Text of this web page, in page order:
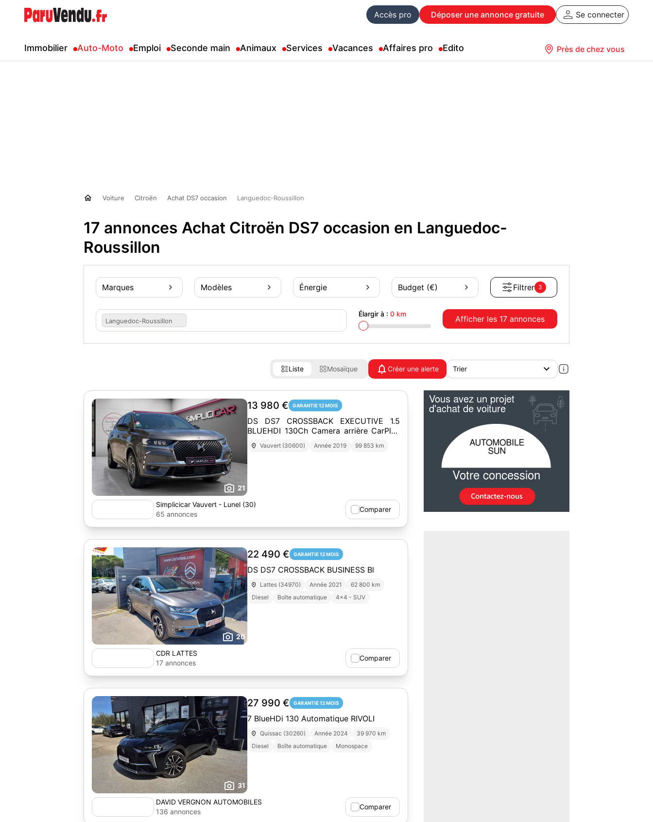
Accès pro Déposer une annonce gratuite Se connecter
Immobilier Auto-Moto Emploi Seconde main Animaux Services Vacances Affaires pro Edito Près de chez vous
Voiture Citroën Achat DS7 occasion Languedoc-Roussillon
17 annonces Achat Citroën DS7 occasion en Languedoc-
Roussillon
Marques Modèles Énergie Budget (€) Filtrer 3
Languedoc-Roussillon
Élargir à :0 km
Afficher les 17 annonces
Liste Mosaïque Créer une alerte
21
13 980 € GARANTIE 12 MOIS
DS DS7 CROSSBACK EXECUTIVE 1.5
BLUEHDI 130Ch Camera arrière CarPlay
Clim auto bi-zone Garantie 12 mois
99853 kms
Vauvert (30600) Année 2019 99 853 km
Simplicicar Vauvert - Lunel (30)
65 annonces
Comparer
20
22 490 € GARANTIE 12 MOIS
DS DS7 CROSSBACK BUSINESS Bl
Lattes (34970) Année 2021
62 800 km
Diesel
Boîte automatique 4x4 - SUV
CDR LATTES
17 annonces
Comparer
31
27 990 € GARANTIE 12 MOIS
7 BlueHDi 130 Automatique RIVOLI
Quissac (30260) Année 2024
39 970 km
Diesel
Boîte automatique Monospace
DAVID VERGNON AUTOMOBILES
136 annonces
Comparer